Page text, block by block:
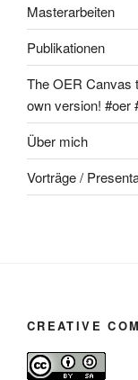
Masterarbeiten
Publikationen
The OER Canvas
own version! #oer
Über mich
Vorträge /
CREATIVE